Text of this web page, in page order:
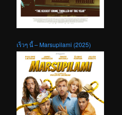
เร็วๆ นี้ – Marsupilami (2025)